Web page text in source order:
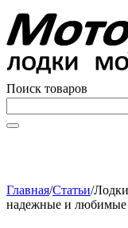
Поиск товаров
Главная/Статьи/
надежные и любимые